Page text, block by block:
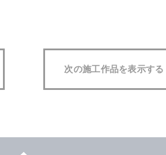
次の施工作品を表示する